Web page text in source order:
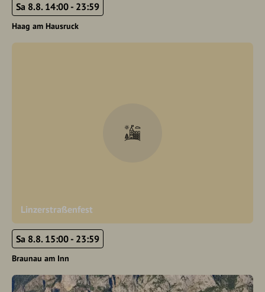
Sa 8.8. 14:00 - 23:59
Haag am Hausruck
Linzerstraßenfest
Sa 8.8. 15:00 - 23:59
Braunau am Inn